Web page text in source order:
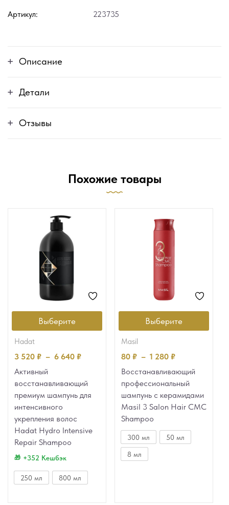
Артикул: 223735
Описание
Детали
Отзывы
Похожие товары
Выберите
hadat
3 520 ₽ – 6 640 ₽
Активный
восстанавливающий
премиум шампунь для
интенсивного
укрепления волос
Hadat Hydro Intensive
Repair Shampoo
+352 Кешбэк
250 мл 800 мл
Выберите
masil
80 ₽ – 1 280 ₽
Восстанавливающий
профессиональный
шампунь с керамидами
Masil 3 Salon Hair CMC
Shampoo
300 мл 50 мл
8 мл